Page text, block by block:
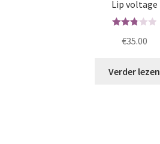
Lip voltage
uit 5
€35.00
Verder lezen